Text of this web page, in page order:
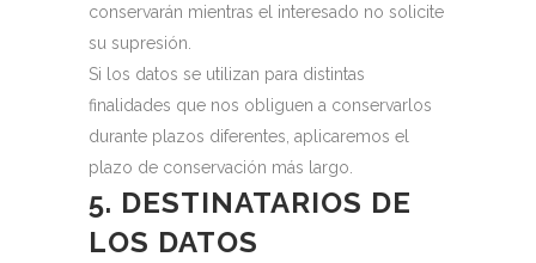
conservarán mientras el interesado no solicite
su supresión.
Si los datos se utilizan para distintas
finalidades que nos obliguen a conservarlos
durante plazos diferentes, aplicaremos el
plazo de conservación más largo.
5. DESTINATARIOS DE
LOS DATOS